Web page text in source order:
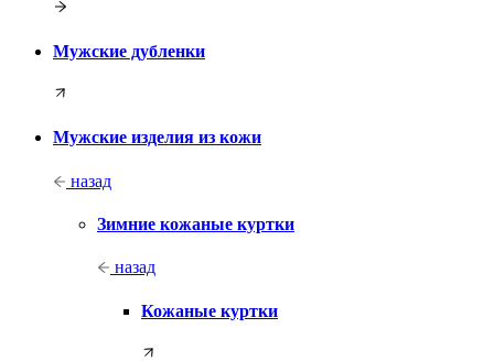
Мужские дубленки
Мужские изделия из кожи
назад
Зимние кожаные куртки
назад
Кожаные куртки